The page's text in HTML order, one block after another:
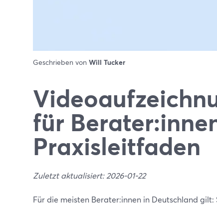
Geschrieben von Will Tucker
für
Praxisleitfaden
Zuletzt aktualisiert: 2026-01-22
Für die meisten Berater:innen in Deutschland